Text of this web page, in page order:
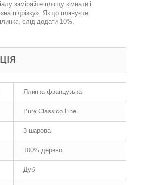
заміряйте площу кімнати і
підрізку». Якщо плануєте
слід додати 10%.
Ялинка французька
Pure Classico Line
3-шарова
100% дерево
Дуб